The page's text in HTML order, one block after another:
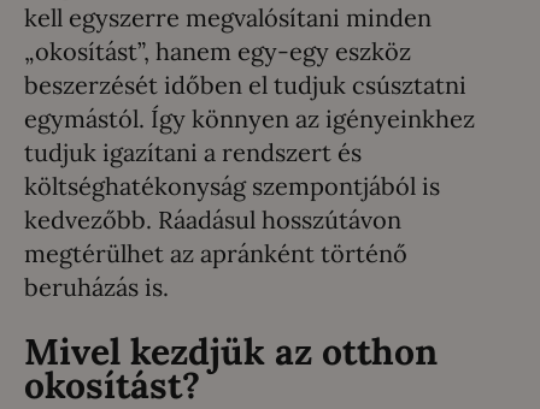
kell egyszerre megvalósítani minden
„okosítást”, hanem egy-egy eszköz
beszerzését időben el tudjuk csúsztatni
egymástól. Így könnyen az igényeinkhez
tudjuk igazítani a rendszert és
költséghatékonyság szempontjából is
kedvezőbb. Ráadásul hosszútávon
megtérülhet az apránként történő
beruházás is.
Mivel kezdjük az otthon
okosítást?